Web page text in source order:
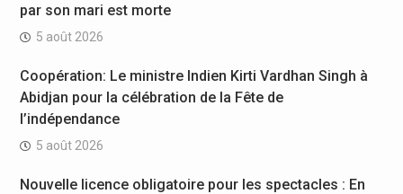
par son mari est morte
5 août 2026
Coopération: Le ministre Indien Kirti Vardhan Singh à
Abidjan pour la célébration de la Fête de
l’indépendance
5 août 2026
Nouvelle licence obligatoire pour les spectacles : En